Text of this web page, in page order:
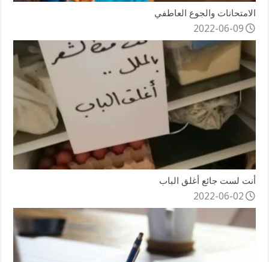
الامتحانات والجوع العاطفي
2022-06-09
أنت لست جائع أغلق الباب
2022-06-02